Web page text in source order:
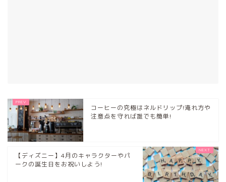
コーヒーの究極はネルドリップ!淹れ方や
注意点を守れば誰でも簡単!
【ディズニー】4月のキャラクターやパ
ークの誕生日をお祝いしよう!